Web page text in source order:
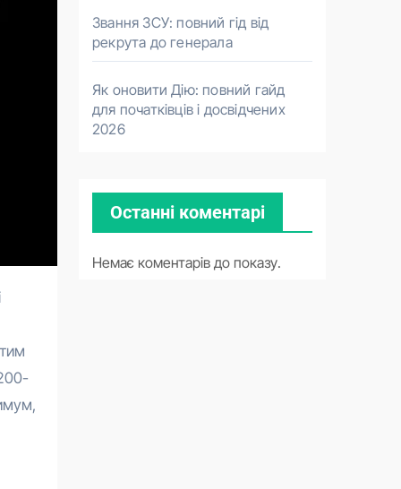
Звання ЗСУ: повний гід від
рекрута до генерала
Як оновити Дію: повний гайд
для початківців і досвідчених
2026
Останні коментарі
Немає коментарів до показу.